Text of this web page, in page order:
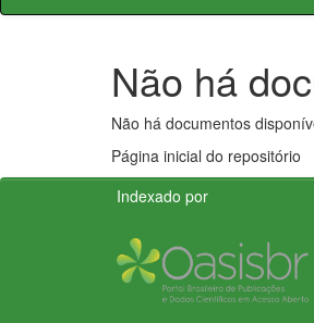
Não há
Não há documentos
Página inicial do repositório
Indexado por